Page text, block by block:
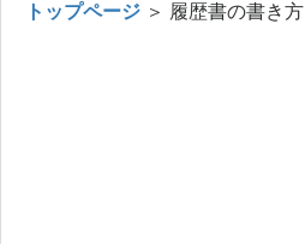
トップページ ＞ 履歴書の書き方